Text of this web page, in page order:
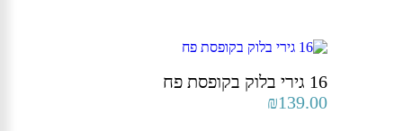
16 גירי בלוק בקופסת פח
₪139.00